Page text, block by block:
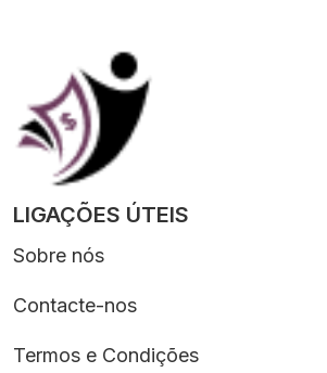
LIGAÇÕES ÚTEIS
Sobre nós
Contacte-nos
Termos e Condições